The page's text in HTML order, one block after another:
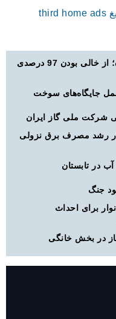
بررسی ذخایر سد کرج در 6 ماه؛ از خالی بودن 97 درصدی
جایگاه‌های سوخت
شرکت ملی گاز ایران
رشد مصرف برق نزولی
در تابستان
جنگ
۱۲۰ هزار خانوار برای احداث
در بخش خانگی